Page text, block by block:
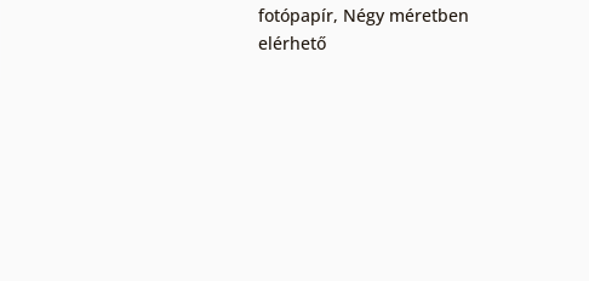
fotópapír, Négy méretben
elérhető